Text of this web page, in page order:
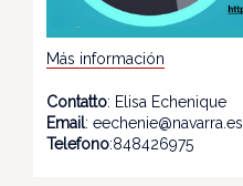
Más información
Contatto: Elisa Echenique
Email: eechenie@navarra.es
Telefono:848426975